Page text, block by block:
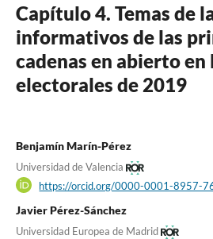
Capítulo 4. Temas de
informativos de las
cadenas en abierto en
electorales de 2019
Benjamín Marín-Pérez
Universidad de Valencia
https://orcid.org/0000-0001-8957-
Javier Pérez-Sánchez
Universidad Europea de Madrid